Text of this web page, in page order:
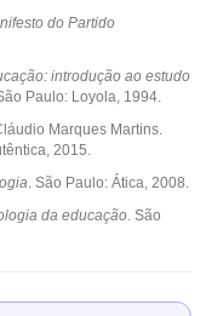
do Partido
introdução ao estudo
Paulo: Loyola, 1994.
Marques Martins.
2015.
. São Paulo: Ática, 2008.
da educação. São